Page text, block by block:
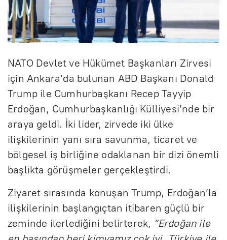
NATO Devlet ve Hükümet Başkanları Zirvesi
için Ankara’da bulunan ABD Başkanı Donald
Trump ile Cumhurbaşkanı Recep Tayyip
Erdoğan, Cumhurbaşkanlığı Külliyesi’nde bir
araya geldi. İki lider, zirvede iki ülke
ilişkilerinin yanı sıra savunma, ticaret ve
bölgesel iş birliğine odaklanan bir dizi önemli
başlıkta görüşmeler gerçekleştirdi.
Ziyaret sırasında konuşan Trump, Erdoğan’la
ilişkilerinin başlangıçtan itibaren güçlü bir
zeminde ilerlediğini belirterek, “Erdoğan ile